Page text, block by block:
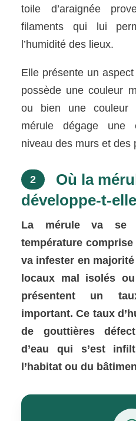
toile d’araignée
filaments qui lui
l’humidité des lieux.
Elle présente un
possède une couleur
ou bien une couleur
mérule dégage une
niveau des murs et des
2
Où la
développe-t-
La mérule va se
température comprise
va infester en
locaux mal isolés
présentent un
important. Ce taux
de gouttières
d’eau qui s’est
l’habitat ou du